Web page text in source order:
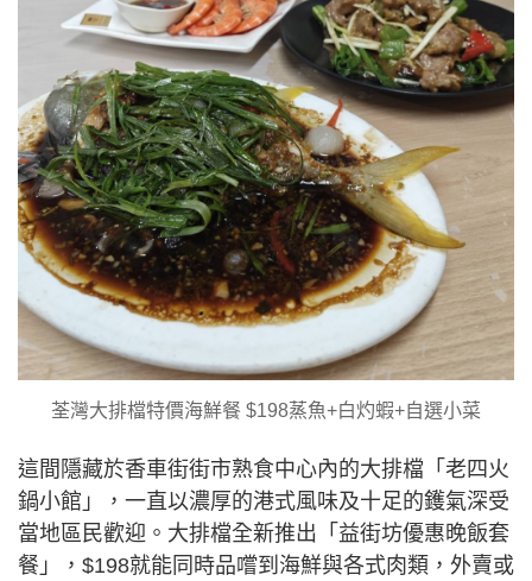
荃灣大排檔特價海鮮餐 $198蒸魚+白灼蝦+自選小菜
這間隱藏於香車街街市熟食中心內的大排檔「老四火
鍋小館」，一直以濃厚的港式風味及十足的鑊氣深受
當地區民歡迎。大排檔全新推出「益街坊優惠晚飯套
餐」，$198就能同時品嚐到海鮮與各式肉類，外賣或